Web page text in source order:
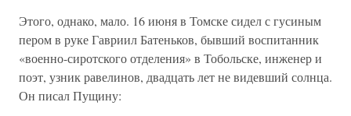
Этого, однако, мало. 16 июня в Томске сидел с гусиным
пером в руке Гавриил Батеньков, бывший воспитанник
«военно-сиротского отделения» в Тобольске, инженер и
поэт, узник равелинов, двадцать лет не видевший солнца.
Он писал Пущину: